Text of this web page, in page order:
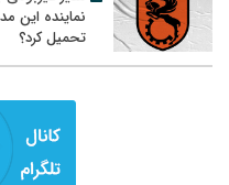
نماینده این
تحمیل کرد؟